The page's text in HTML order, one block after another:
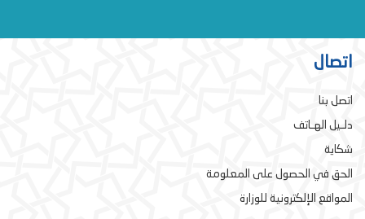
اتصال
اتصل بنا
دلـيل الهـاتف
شكاية
الحق في الحصول على المعلومة
المواقع الإلكترونية للوزارة